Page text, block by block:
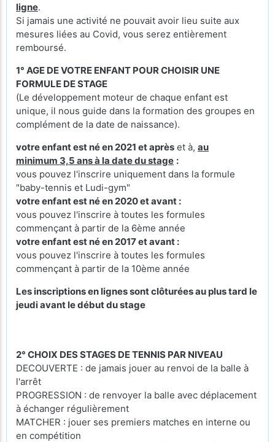
ligne.
Si jamais une activité ne pouvait avoir lieu suite aux
mesures liées au Covid, vous serez entièrement
remboursé.
1° AGE DE VOTRE ENFANT POUR CHOISIR UNE
FORMULE DE STAGE
(Le développement moteur de chaque enfant est
unique, il nous guide dans la formation des groupes en
complément de la date de naissance).
votre enfant est né en 2021 et après et à, au
minimum 3,5 ans à la date du stage :
vous pouvez l'inscrire uniquement dans la formule
"baby-tennis et Ludi-gym"
votre enfant est né en 2020 et avant :
vous pouvez l'inscrire à toutes les formules
commençant à partir de la 6ème année
votre enfant est né en 2017 et avant :
vous pouvez l'inscrire à toutes les formules
commençant à partir de la 10ème année
Les inscriptions en lignes sont clôturées au plus tard le
jeudi avant le début du stage
2° CHOIX DES STAGES DE TENNIS PAR NIVEAU
DECOUVERTE : de jamais jouer au renvoi de la balle à
l'arrêt
PROGRESSION : de renvoyer la balle avec déplacement
à échanger régulièrement
MATCHER : jouer ses premiers matches en interne ou
en compétition